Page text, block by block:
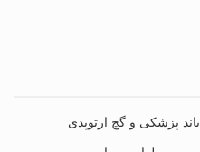
باند پزشکی و گچ ارتوپدی